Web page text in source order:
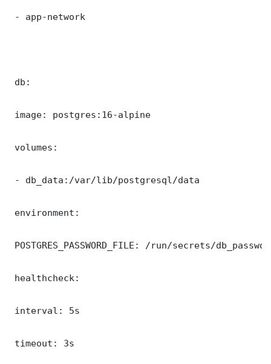
- app-network
db:
image: postgres:16-alpine
volumes:
- db_data:/var/lib/postgresql/data
environment:
POSTGRES_PASSWORD_FILE: /run/secrets/
healthcheck:
interval: 5s
timeout: 3s